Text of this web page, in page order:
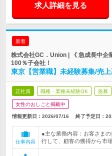
求人詳細を見る
新着
株式会社GC．Union | 《 急成長中
100％子会社！
東京【営業職】未経験募集/売
正社員 職種・業種未経験OK 急募
女性のおしごと掲載中
情報更新日：2026/07/16 終了予定日：
仕事内容
●主な業務内容：お客さま
行して、顧客の獲得から市